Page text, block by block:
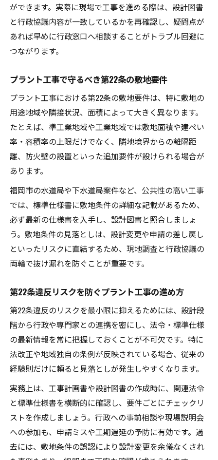
ができます。実際に現場で工事を進める際は、設計図書
と行政協議内容が一致しているかを再確認し、疑問点が
あれば早めに行政窓口へ相談することがトラブル回避に
つながります。
プラント工事で守るべき第22条の敷地要件
プラント工事における第22条の敷地要件は、特に敷地の
用途地域や隣接状況、面積によって大きく異なります。
たとえば、準工業地域や工業地域では敷地面積や建ぺい
率・容積率の上限だけでなく、隣地境界からの離隔距
離、防火壁の設置といった追加要件が設けられる場合が
あります。
福岡市の水道局や下水道局案件など、公共性の高い工事
では、標準仕様書に敷地条件の詳細な記載があるため、
必ず最新の仕様書を入手し、設計図書と照合しましょ
う。敷地条件の見落としは、設計変更や申請の差し戻し
といったリスクに直結するため、現地調査と行政協議の
両輪で抜け漏れを防ぐことが重要です。
第22条違反リスクを防ぐプラント工事の進め方
第22条違反のリスクを最小限に抑えるためには、設計段
階から行政や専門家との連携を密にし、法令・標準仕様
の最新情報を常に把握しておくことが不可欠です。特に
法改正や地域独自の条例が反映されている場合、従来の
経験則だけに頼ると見落としが発生しやすくなります。
実務上は、工事計画書や設計図書の作成時に、関連法令
と標準仕様書を横断的に確認し、要件ごとにチェックリ
ストを作成しましょう。行政への事前相談や現場説明会
への参加も、申請ミスや工期遅延の予防に有効です。過
去には、敷地条件の誤認により設計変更を余儀なくされ